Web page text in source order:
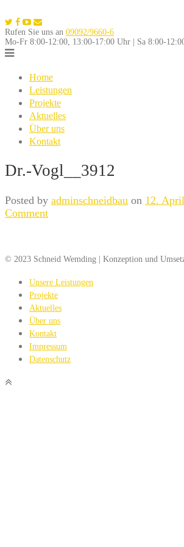
to
content
Rufen Sie uns an 09092/9660-6
Mo-Fr 8:00-12:00, 13:00-17:00 Uhr | Sa 8:00-
Home
Leistungen
Projekte
Aktuelles
Über uns
Kontakt
Dr.-Vogl__3912
Posted by adminschneidbau on 12.
Comment
© 2023 Schneid Wemding | Konzeption und
Unsere Leistungen
Projekte
Aktuelles
Über uns
Kontakt
Impressum
Datenschutz